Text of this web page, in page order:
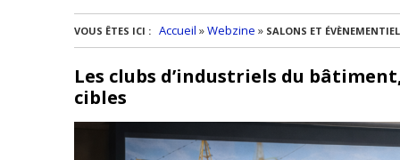
Médias du bâtiment
Techniques et conseils
Billets d'humeur
Etudes et enquêtes
Actualités des membres
Une idée
VOUS ÊTES ICI : Accueil »Webzine » SALONS ET
Les clubs d’industriels du
cibles